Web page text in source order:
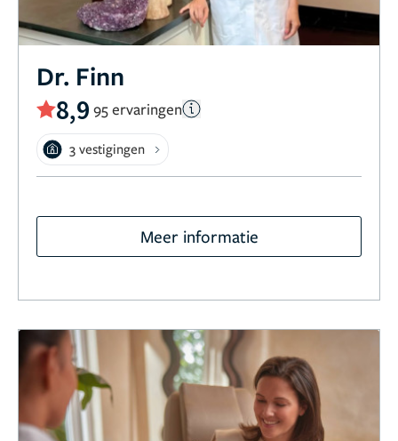
Dr. Finn
8,9 95 ervaringen
3 vestigingen
Meer informatie